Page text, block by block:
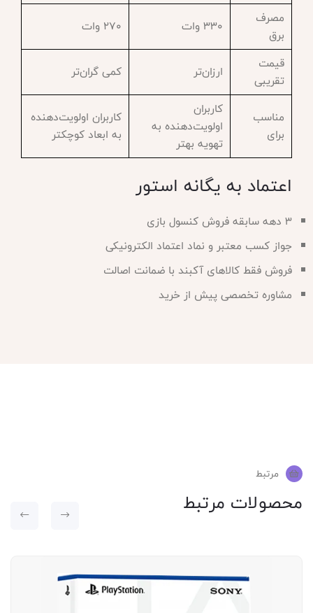
مصرف
برق
۳۳۰ وات
۲۷۰ وات
قیمت
تقریبی
ارزان‌تر کمی گران‌تر
مناسب
برای
کاربران
اولویت‌دهنده به
تهویه بهتر
کاربران اولویت‌دهنده
به ابعاد کوچکتر
اعتماد به یگانه استور
۳ دهه سابقه فروش کنسول بازی
جواز کسب معتبر و نماد اعتماد الکترونیکی
فروش فقط کالاهای آکبند با ضمانت اصالت
مشاوره تخصصی پیش از خرید
مرتبط
محصولات مرتبط